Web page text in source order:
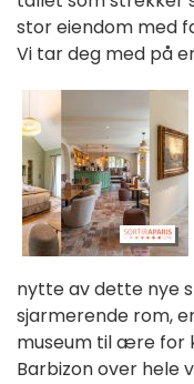
stor eiendom med
Vi tar deg med på
nytte av dette nye
sjarmerende rom,
museum til ære for
Barbizon over hele